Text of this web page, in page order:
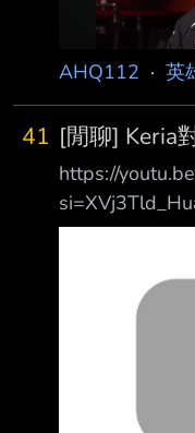
https://
from JPTT on
AHQ112 · 英
41 [閒聊] Keria
https://
什麼叫沒做什
名被推到NO1